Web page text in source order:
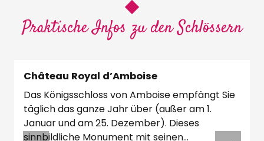
Praktische Infos zu den Schlössern
Château Royal d’Amboise
Das Königsschloss von Amboise empfängt Sie
täglich das ganze Jahr über (außer am 1.
Januar und am 25. Dezember). Dieses
sinnbildliche Monument mit seinen